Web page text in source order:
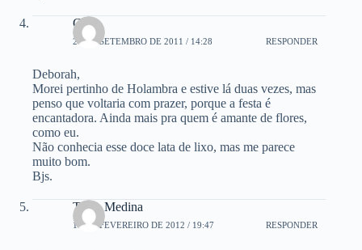
Gina
27 DE SETEMBRO DE 2011 / 14:28 RESPONDER
Deborah,
Morei pertinho de Holambra e estive lá duas vezes, mas
penso que voltaria com prazer, porque a festa é
encantadora. Ainda mais pra quem é amante de flores,
como eu.
Não conhecia esse doce lata de lixo, mas me parece
muito bom.
Bjs.
Talita Medina
10 DE FEVEREIRO DE 2012 / 19:47 RESPONDER